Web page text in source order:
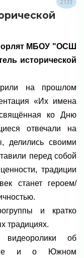
2133
орлят МБОУ "ОСШ
исторической
на прошлом
«Их имена
ко Дню
отвечали на
делились своими
перед собой
традиции
станет героем/
и кратко
традициях.
об
и о Южном